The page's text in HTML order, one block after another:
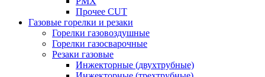
Прочее CUT
Газовые горелки и резаки
Горелки газовоздушные
Горелки газосварочные
Резаки газовые
Инжекторные (двухтрубные)